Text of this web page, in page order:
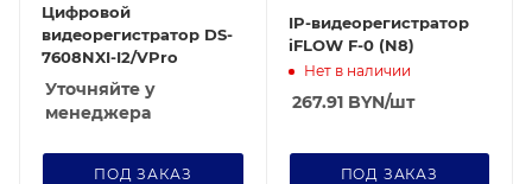
Цифровой
видеорегистратор DS-
7608NXI-I2/VPro
Уточняйте у
менеджера
ПОД ЗАКАЗ
IP-видеорегистратор
iFLOW F-0 (N8)
Нет в наличии
267.91BYN/шт
ПОД ЗАКАЗ